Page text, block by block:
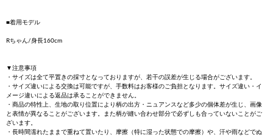
■着用モデル
Rちゃん/身長160cm
▼注意事項
・サイズは全て平置きの採寸となっておりますが、若干の誤差が生じる場合がございます。
・サイズ違いによる交換は可能ですが、手数料はお客様のご負担となります。サイズ違い・イ
メージ違いによる返品は承ることができません。
・商品の特性上、生地の取り位置により柄の出方・ニュアンスなど多少の個体差が生じ、画像
と表情が異なることがございます。また柄が縫い合わせ部分で必ずしも合っていないことがご
ざいます。
・長時間濡れたままで重ねて置いたり、摩擦（特に湿った状態での摩擦）や、汗や雨などでぬ